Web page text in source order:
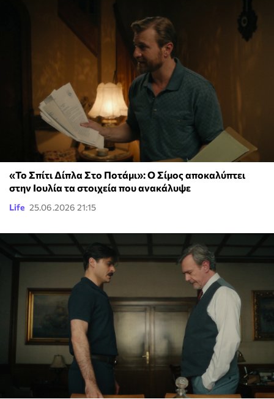
«Το Σπίτι Δίπλα Στο Ποτάμι»: Ο Σίμος αποκαλύπτει
στην Ιουλία τα στοιχεία που ανακάλυψε
Life 25.06.2026 21:15